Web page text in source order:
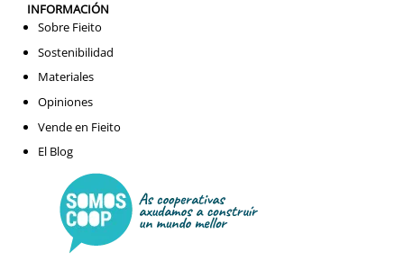
INFORMACIÓN
Sobre Fieito
Sostenibilidad
Materiales
Opiniones
Vende en Fieito
El Blog